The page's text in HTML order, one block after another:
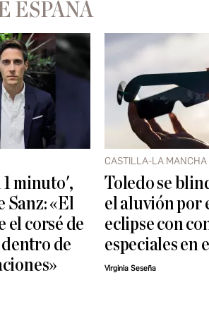
ESPAÑA
minuto',
Sanz: «El
el corsé de
de
CASTILLA-LA MANCHA
Toledo se
el aluvión por
eclipse con
especiales en
Virginia Seseña